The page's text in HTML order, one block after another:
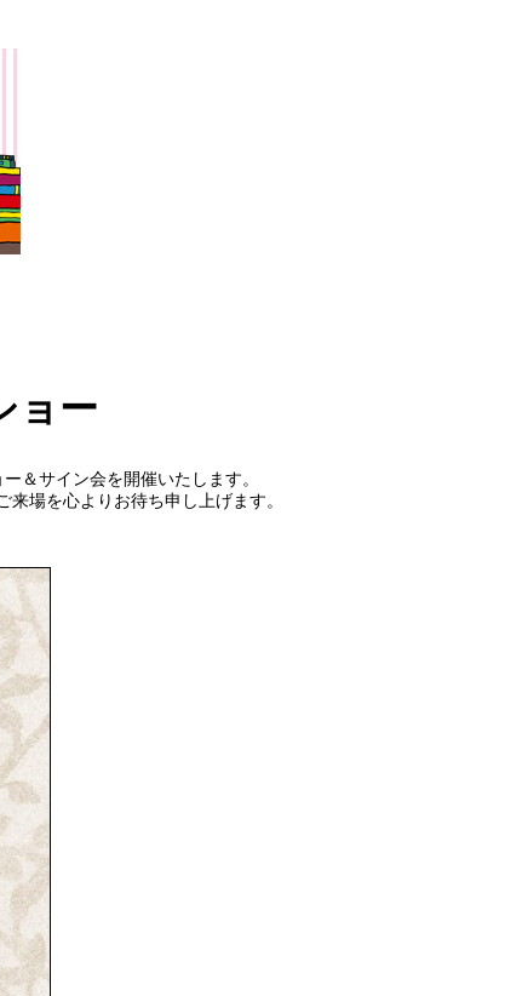
ョー
＆サイン会を開催いたします。
場を心よりお待ち申し上げます。